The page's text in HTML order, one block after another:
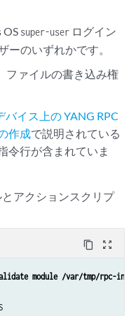
is a demo
default='')
required=True)
OS super-userログイン
ーのいずれかです。
ファイルの書き込み権
バイス上の YANG RPC
作成で説明されている
令行が含まれていま
アクションスクリプ
content_copy zoom_out_map
module /var/tmp/rpc-